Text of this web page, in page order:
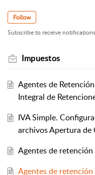
Follow
Subscribe to receive
Impuestos
Agentes de
Integral de
IVA Simple.
archivos Apertura de
Agentes de
Agentes de retención